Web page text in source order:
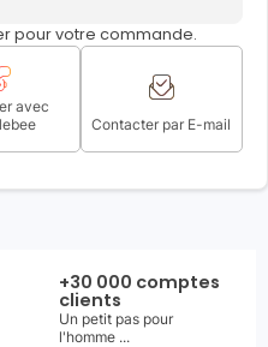
pour votre commande.
avec
Contacter par E-mail
+30 000 comptes
clients
Un petit pas pour
l'homme ...